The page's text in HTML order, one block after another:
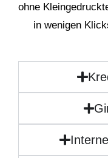
ohne
in wenigen